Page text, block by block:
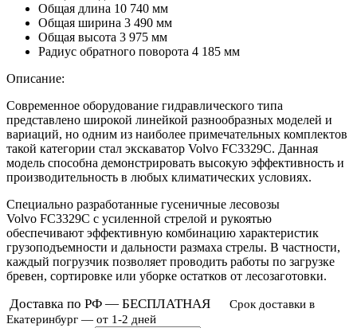
Общая длина 10 740 мм
Общая ширина 3 490 мм
Общая высота 3 975 мм
Радиус обратного поворота 4 185 мм
Описание:
Современное оборудование гидравлического типа
представлено широкой линейкой разнообразных моделей и
вариаций, но одним из наиболее примечательных комплектов
такой категории стал экскаватор Volvo FC3329C. Данная
модель способна демонстрировать высокую эффективность и
производительность в любых климатических условиях.
Специально разработанные гусеничные лесовозы
Volvo FC3329C с усиленной стрелой и рукоятью
обеспечивают эффективную комбинацию характеристик
грузоподъемности и дальности размаха стрелы. В частности,
каждый погрузчик позволяет проводить работы по загрузке
бревен, сортировке или уборке остатков от лесозаготовки.
Доставка по РФ — БЕСПЛАТНАЯ
Срок доставки в
Екатеринбург — от 1-2 дней